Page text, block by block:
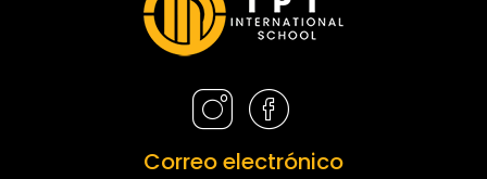
Correo electrónico